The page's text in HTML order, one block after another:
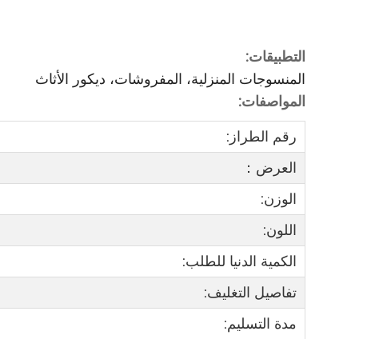
التطبيقات:
المنسوجات المنزلية، المفروشات، ديكور الأثاث
المواصفات:
رقم الطراز:
العرض：
الوزن:
اللون:
الكمية الدنيا للطلب:
تفاصيل التغليف:
مدة التسليم: